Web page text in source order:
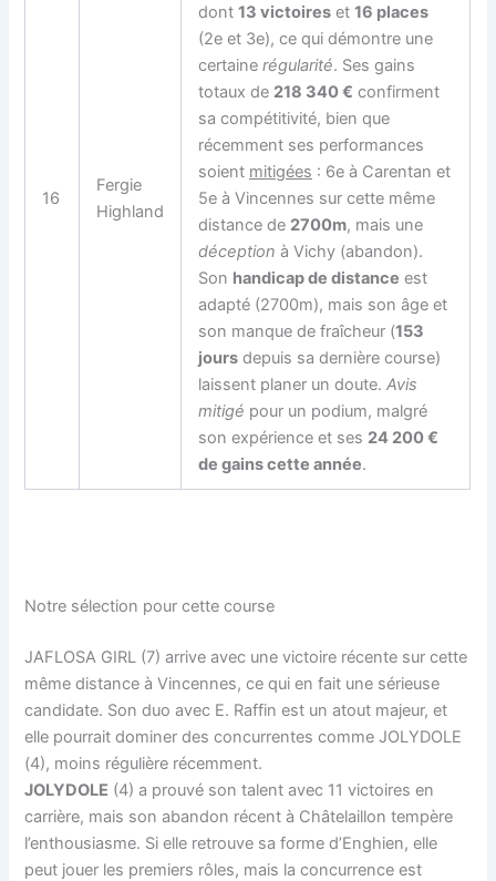
16
Fergie
Highland
dont13 victoires et16 places
(2e et 3e), ce qui démontre une
certainerégularité. Ses gains
totaux de 218 340 € confirment
sa compétitivité, bien que
récemment ses performances
soient mitigées : 6e à Carentan et
5e à Vincennes sur cette même
distance de 2700m, mais une
déception à Vichy (abandon).
Son handicap de distance est
adapté (2700m), mais son âge et
son manque de fraîcheur (153
jours depuis sa dernière course)
laissent planer un doute.Avis
mitigé pour un podium, malgré
son expérience et ses 24 200 €
de gains cette année.
Notre sélection pour cette course
JAFLOSA GIRL (7) arrive avec une victoire récente sur cette
même distance à Vincennes, ce qui en fait une sérieuse
candidate. Son duo avec E. Raffin est un atout majeur, et
elle pourrait dominer des concurrentes comme JOLYDOLE
(4), moins régulière récemment.
JOLYDOLE (4) a prouvé son talent avec 11 victoires en
carrière, mais son abandon récent à Châtelaillon tempère
l’enthousiasme. Si elle retrouve sa forme d’Enghien, elle
peut jouer les premiers rôles, mais la concurrence est